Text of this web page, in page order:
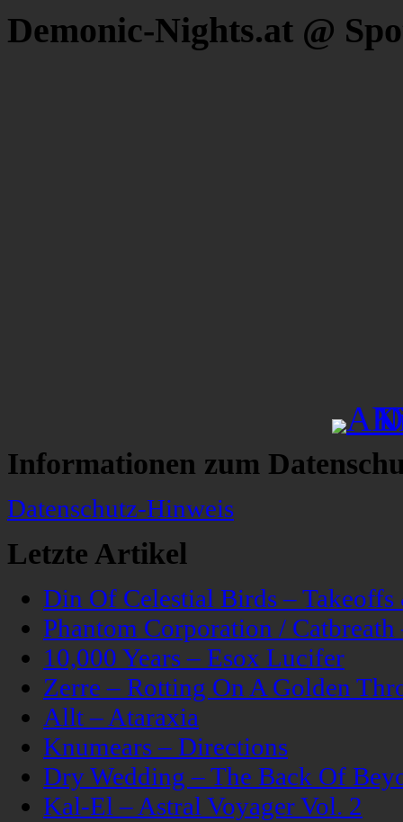
Demonic-Nights.at @
Informationen zum
Datenschutz-Hinweis
Letzte Artikel
Din Of Celestial Birds –
Phantom Corporation /
10,000 Years – Esox Lucifer
Zerre – Rotting On A Golden
Allt – Ataraxia
Knumears – Directions
Dry Wedding – The Back Of
Kal-El – Astral Voyager Vol. 2